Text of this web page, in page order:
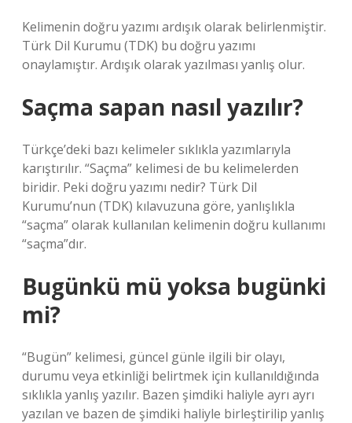
Kelimenin doğru yazımı ardışık olarak belirlenmiştir.
Türk Dil Kurumu (TDK) bu doğru yazımı
onaylamıştır. Ardışık olarak yazılması yanlış olur.
Saçma sapan nasıl yazılır?
Türkçe’deki bazı kelimeler sıklıkla yazımlarıyla
karıştırılır. “Saçma” kelimesi de bu kelimelerden
biridir. Peki doğru yazımı nedir? Türk Dil
Kurumu’nun (TDK) kılavuzuna göre, yanlışlıkla
“saçma” olarak kullanılan kelimenin doğru kullanımı
“saçma”dır.
Bugünkü mü yoksa bugünki
mi?
“Bugün” kelimesi, güncel günle ilgili bir olayı,
durumu veya etkinliği belirtmek için kullanıldığında
sıklıkla yanlış yazılır. Bazen şimdiki haliyle ayrı ayrı
yazılan ve bazen de şimdiki haliyle birleştirilip yanlış